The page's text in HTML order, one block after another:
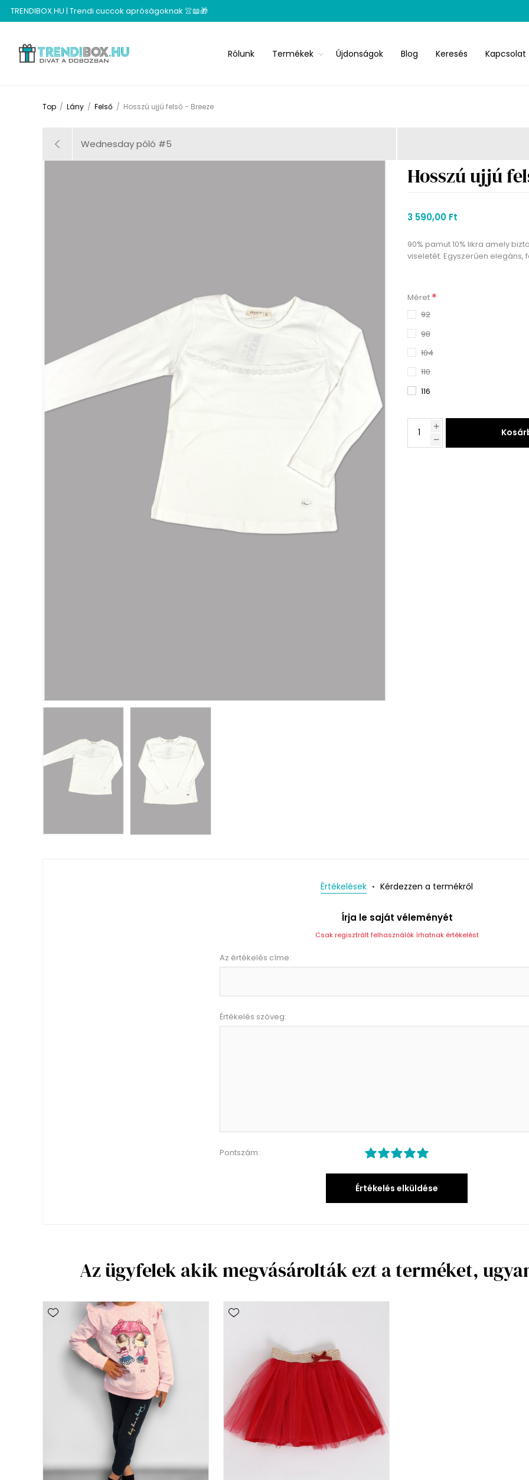
TRENDIBOX.HU | Trendi cuccok apróságoknak 👚📖🎁
Rólunk Termékek Újdonságok Blog Keresés Kapcsolat
Top / Lány / Felső / Hosszú ujjú felső - Breeze
Wednesday póló #5
Hosszú ujjú
3 590,00 Ft
90% pamut 10% likra amely
viseletét. Egyszerűen
Méret *
92
98
104
110
116
Értékelések Kérdezzen a termékről
Írja le saját véleményét
Csak regisztrált felhasználók írhatnak értékelést
Az értékelés címe:
Értékelés szöveg:
Pontszám:
Értékelés elküldése
Az ügyfelek akik megvásárolták ezt a terméket,